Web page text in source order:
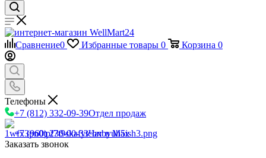
Сравнение0 Избранные товары 0 Корзина 0
Телефоны
+7 (812) 332-09-39Отдел продаж
+7 (960) 230-00-33Чат в Max
Заказать звонок